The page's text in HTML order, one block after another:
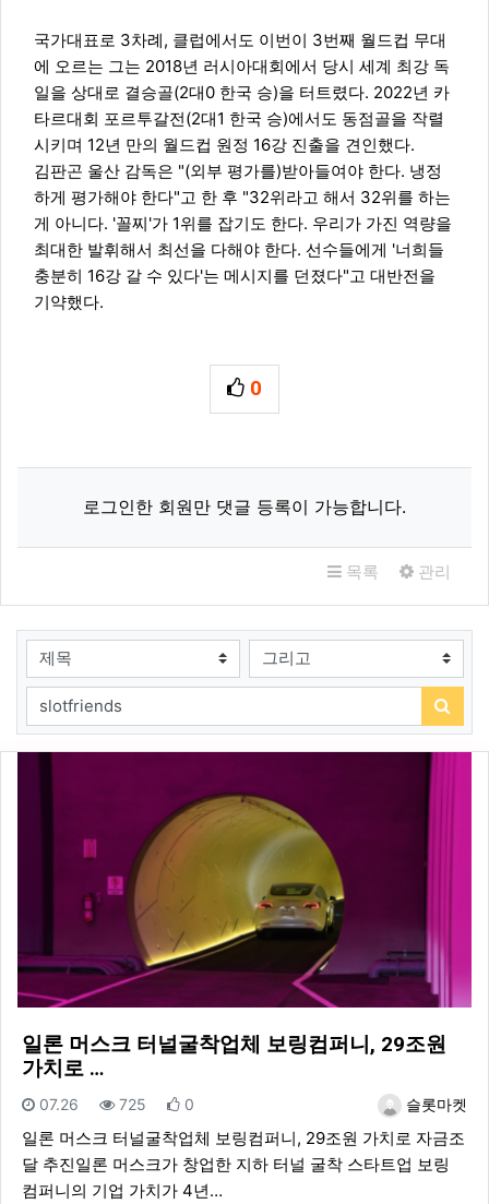
국가대표로 3차례, 클럽에서도 이번이 3번째 월드컵 무대
에 오르는 그는 2018년 러시아대회에서 당시 세계 최강 독
일을 상대로 결승골(2대0 한국 승)을 터트렸다. 2022년 카
타르대회 포르투갈전(2대1 한국 승)에서도 동점골을 작렬
시키며 12년 만의 월드컵 원정 16강 진출을 견인했다.
김판곤 울산 감독은 "(외부 평가를)받아들여야 한다. 냉정
하게 평가해야 한다"고 한 후 "32위라고 해서 32위를 하는
게 아니다. '꼴찌'가 1위를 잡기도 한다. 우리가 가진 역량을
최대한 발휘해서 최선을 다해야 한다. 선수들에게 '너희들
충분히 16강 갈 수 있다'는 메시지를 던졌다"고 대반전을
기약했다.
0
추천
로그인한 회원만 댓글 등록이 가능합니다.
목록 관리
검색대상
검색어
검색
일론 머스크 터널굴착업체 보링컴퍼니, 29조원
가치로 …
등록자슬롯마켓
등록일
07.26 조회
725 추천
0
일론 머스크 터널굴착업체 보링컴퍼니, 29조원 가치로 자금조
달 추진일론 머스크가 창업한 지하 터널 굴착 스타트업 보링
컴퍼니의 기업 가치가 4년…